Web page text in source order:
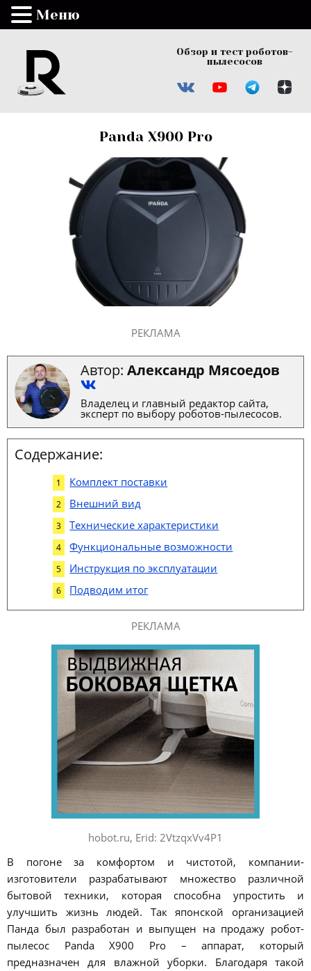
Обзор и тест роботов-
пылесосов
Panda X900 Pro
РЕКЛАМА
Автор: Александр Мясоедов
Владелец и главный редактор сайта,
эксперт по выбору роботов-пылесосов.
Содержание:
Комплект поставки
Внешний вид
Технические характеристики
Функциональные возможности
Инструкция по эксплуатации
Подводим итог
РЕКЛАМА
hobot.ru, Erid: 2VtzqxVv4P1
В погоне за комфортом и чистотой, компании-
изготовители разрабатывают множество различной
бытовой техники, которая способна упростить и
улучшить жизнь людей. Так японской организацией
Панда был разработан и выпущен на продажу робот-
пылесос Panda X900 Pro – аппарат, который
предназначен для влажной уборки. Благодаря такой
Меню